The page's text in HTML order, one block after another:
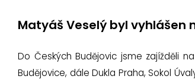
Matyáš Veselý byl
Do Českých Budějovic jsme zajížděli
Budějovice, dále Dukla Praha, Sokol